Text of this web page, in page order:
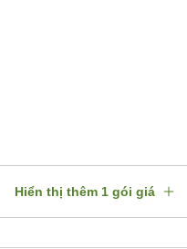
Hiển thị thêm 1 gói giá